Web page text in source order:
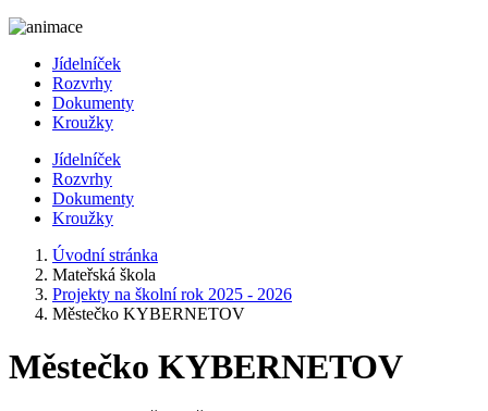
Jídelníček
Rozvrhy
Dokumenty
Kroužky
Jídelníček
Rozvrhy
Dokumenty
Kroužky
Úvodní stránka
Mateřská škola
Projekty na školní rok 2025 - 2026
Městečko KYBERNETOV
Městečko KYBERNETOV